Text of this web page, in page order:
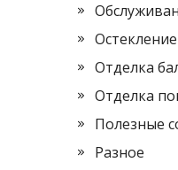
Отделка
Отделка
Полезные
Разное